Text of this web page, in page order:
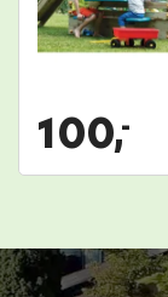
100,-